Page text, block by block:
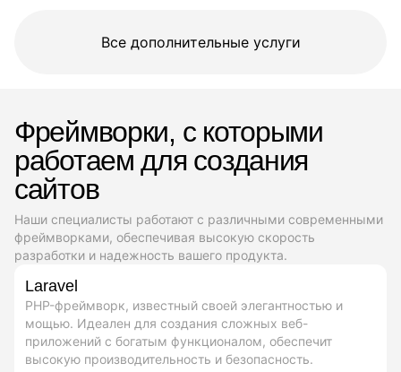
Все дополнительные услуги
Фреймворки, с которыми
работаем для создания
сайтов
Наши специалисты работают с различными современными
фреймворками, обеспечивая высокую скорость
разработки и надежность вашего продукта.
Laravel
PHP-фреймворк, известный своей элегантностью и
мощью. Идеален для создания сложных веб-
приложений с богатым функционалом, обеспечит
высокую производительность и безопасность.